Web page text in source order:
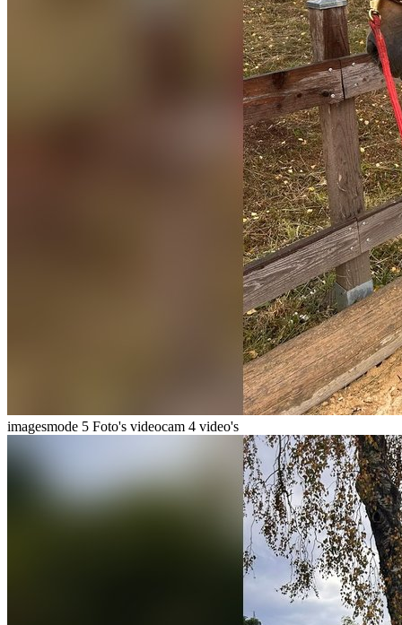
imagesmode 5 Foto's videocam 4 video's